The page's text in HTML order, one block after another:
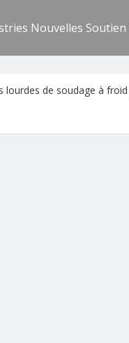
Nouvelles Soutien
lourdes de soudage à